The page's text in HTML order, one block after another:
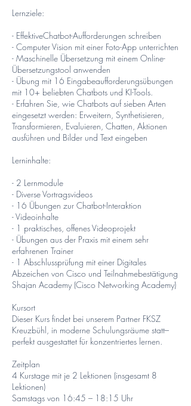
Lernziele:
- EffektiveChatbot-Aufforderungen schreiben
- Computer Vision mit einer Foto-App unterrichten
- Maschinelle Übersetzung mit einem Online-
Übersetzungstool anwenden
- Übung mit 16 Eingabeaufforderungsübungen
mit 10+ beliebten Chatbots und KI-Tools.
- Erfahren Sie, wie Chatbots auf sieben Arten
eingesetzt werden: Erweitern, Synthetisieren,
Transformieren, Evaluieren, Chatten, Aktionen
ausführen und Bilder und Text eingeben
Lerninhalte:
- 2 Lernmodule
- Diverse Vortragsvideos
- 16 Übungen zur Chatbot-Interaktion
- Videoinhalte
- 1 praktisches, offenes Videoprojekt
- Übungen aus der Praxis mit einem sehr
erfahrenen Trainer
- 1 Abschlussprüfung mit einer Digitales
Abzeichen von Cisco und Teilnahmebestätigung
Shajan Academy (Cisco Networking Academy)
Kursort
Dieser Kurs findet bei unserem Partner FKSZ
Kreuzbühl, in moderne Schulungsräume statt–
perfekt ausgestattet für konzentriertes lernen.
Zeitplan
4 Kurstage mit je 2 Lektionen (insgesamt 8
Lektionen)
Samstags von 16:45 – 18:15 Uhr